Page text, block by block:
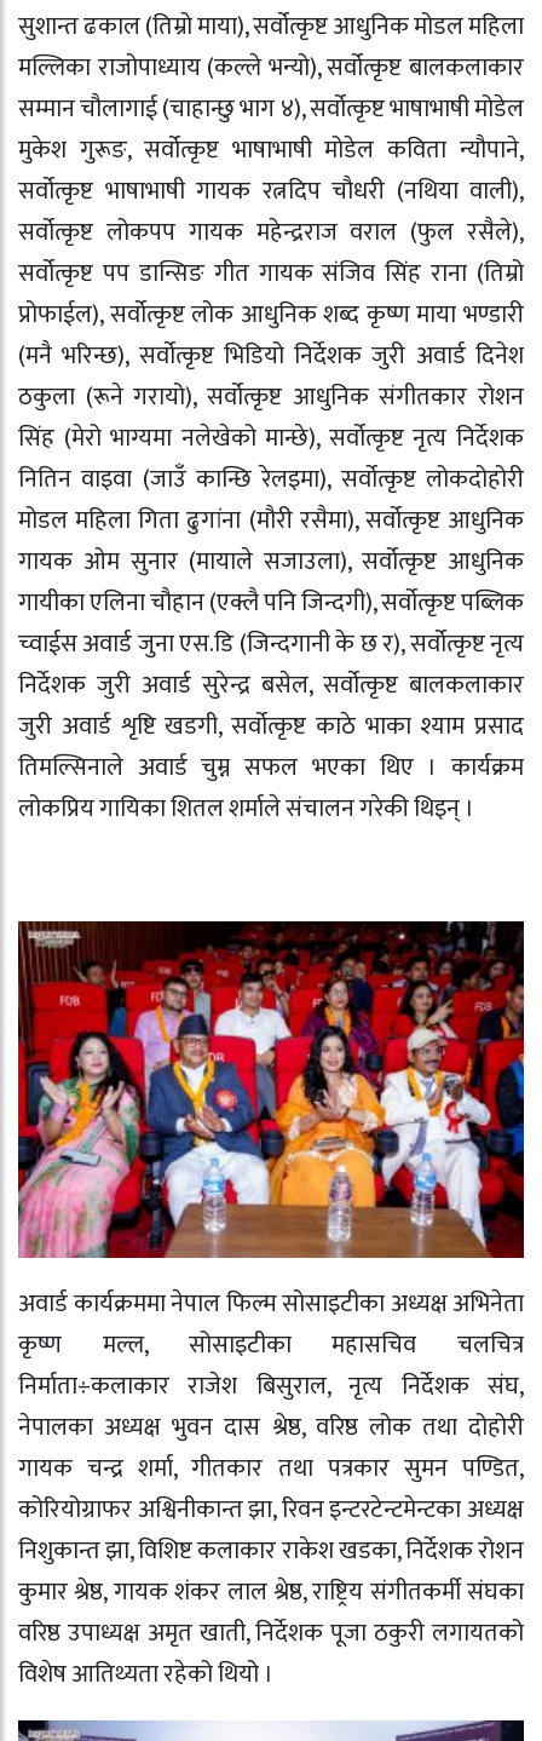
सुशान्त ढकाल (तिम्रो माया), सर्वोत्कृष्ट आधुनिक मोडल महिला
मल्लिका राजोपाध्याय (कल्ले भन्यो), सर्वोत्कृष्ट बालकलाकार
सम्मान चौलागाई (चाहान्छु भाग ४), सर्वोत्कृष्ट भाषाभाषी मोडेल
मुकेश गुरूङ, सर्वोत्कृष्ट भाषाभाषी मोडेल कविता न्यौपाने,
सर्वोत्कृष्ट भाषाभाषी गायक रत्नदिप चौधरी (नथिया वाली),
सर्वोत्कृष्ट लोकपप गायक महेन्द्रराज वराल (फुल रसैले),
सर्वोत्कृष्ट पप डान्सिङ गीत गायक संजिव सिंह राना (तिम्रो
प्रोफाईल), सर्वोत्कृष्ट लोक आधुनिक शब्द कृष्ण माया भण्डारी
(मनै भरिन्छ), सर्वोत्कृष्ट भिडियो निर्देशक जुरी अवार्ड दिनेश
ठकुला (रूने गरायो), सर्वोत्कृष्ट आधुनिक संगीतकार रोशन
सिंह (मेरो भाग्यमा नलेखेको मान्छे), सर्वोत्कृष्ट नृत्य निर्देशक
नितिन वाइवा (जाउँ कान्छि रेलइमा), सर्वोत्कृष्ट लोकदोहोरी
मोडल महिला गिता ढुगांना (मौरी रसैमा), सर्वोत्कृष्ट आधुनिक
गायक ओम सुनार (मायाले सजाउला), सर्वोत्कृष्ट आधुनिक
गायीका एलिना चौहान (एक्लै पनि जिन्दगी), सर्वोत्कृष्ट पब्लिक
च्वाईस अवार्ड जुना एस.डि (जिन्दगानी के छ र), सर्वोत्कृष्ट नृत्य
निर्देशक जुरी अवार्ड सुरेन्द्र बसेल, सर्वोत्कृष्ट बालकलाकार
जुरी अवार्ड शृष्टि खडगी, सर्वोत्कृष्ट काठे भाका श्याम प्रसाद
तिमल्सिनाले अवार्ड चुम्न सफल भएका थिए । कार्यक्रम
लोकप्रिय गायिका शितल शर्माले संचालन गरेकी थिइन् ।
अवार्ड कार्यक्रममा नेपाल फिल्म सोसाइटीका अध्यक्ष अभिनेता
कृष्ण मल्ल, सोसाइटीका महासचिव चलचित्र
निर्माता÷कलाकार राजेश बिसुराल, नृत्य निर्देशक संघ,
नेपालका अध्यक्ष भुवन दास श्रेष्ठ, वरिष्ठ लोक तथा दोहोरी
गायक चन्द्र शर्मा, गीतकार तथा पत्रकार सुमन पण्डित,
कोरियोग्राफर अश्विनीकान्त झा, रिवन इन्टरटेन्टमेन्टका अध्यक्ष
निशुकान्त झा, विशिष्ट कलाकार राकेश खडका, निर्देशक रोशन
कुमार श्रेष्ठ, गायक शंकर लाल श्रेष्ठ, राष्ट्रिय संगीतकर्मी संघका
वरिष्ठ उपाध्यक्ष अमृत खाती, निर्देशक पूजा ठकुरी लगायतको
विशेष आतिथ्यता रहेको थियो ।